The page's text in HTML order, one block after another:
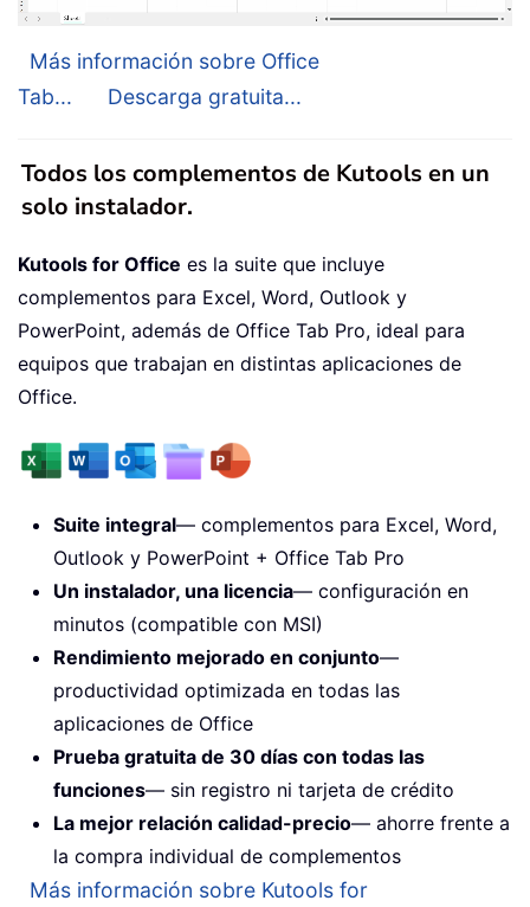
Más información sobre Office
Tab...
Descarga gratuita...
Todos los complementos de Kutools en un
solo instalador.
Kutools for Office es la suite que incluye
complementos para Excel, Word, Outlook y
PowerPoint, además de Office Tab Pro, ideal para
equipos que trabajan en distintas aplicaciones de
Office.
Suite integral— complementos para Excel, Word,
Outlook y PowerPoint + Office Tab Pro
Un instalador, una licencia— configuración en
minutos (compatible con MSI)
Rendimiento mejorado en conjunto—
productividad optimizada en todas las
aplicaciones de Office
Prueba gratuita de 30 días con todas las
funciones— sin registro ni tarjeta de crédito
La mejor relación calidad-precio— ahorre frente a
la compra individual de complementos
Más información sobre Kutools for